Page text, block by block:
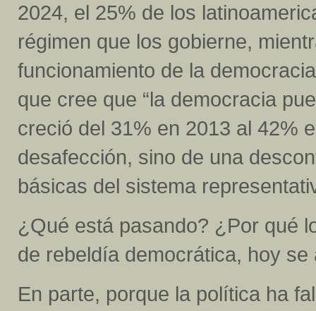
2024, el 25% de los
régimen que los gobierne,
funcionamiento de la
que cree que “la democracia
creció del 31% en 2013 al 42%
desafección, sino de una
básicas del sistema
¿Qué está pasando? ¿Por qué
de rebeldía democrática, hoy
En parte, porque la política ha